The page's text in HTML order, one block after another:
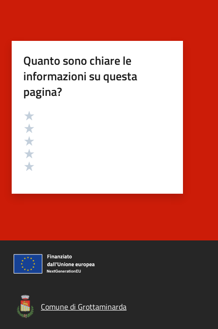
Quanto sono chiare le
informazioni su questa
pagina?
Valutazione
Comune di Grottaminarda